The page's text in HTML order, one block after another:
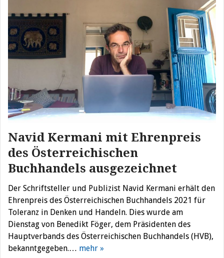
Navid Kermani mit Ehrenpreis
des Österreichischen
Buchhandels ausgezeichnet
Der Schriftsteller und Publizist Navid Kermani erhält den
Ehrenpreis des Österreichischen Buchhandels 2021 für
Toleranz in Denken und Handeln. Dies wurde am
Dienstag von Benedikt Föger, dem Präsidenten des
Hauptverbands des Österreichischen Buchhandels (HVB),
bekanntgegeben.… mehr »